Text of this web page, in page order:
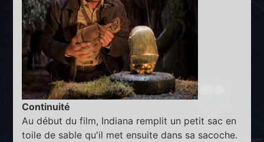
Continuité
Au début du film, Indiana remplit un petit sac en
toile de sable qu'il met ensuite dans sa sacoche.